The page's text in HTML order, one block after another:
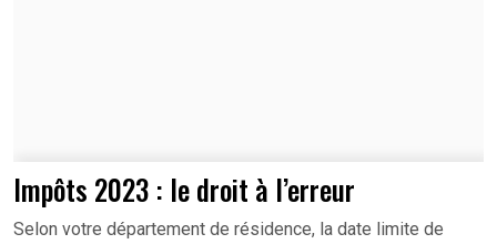
Impôts 2023 : le droit à l’erreur
Selon votre département de résidence, la date limite de